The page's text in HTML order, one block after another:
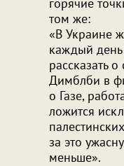
том же:
«В Украине
каждый
рассказать
Димблби в
о Газе,
ложится
за это
меньше».